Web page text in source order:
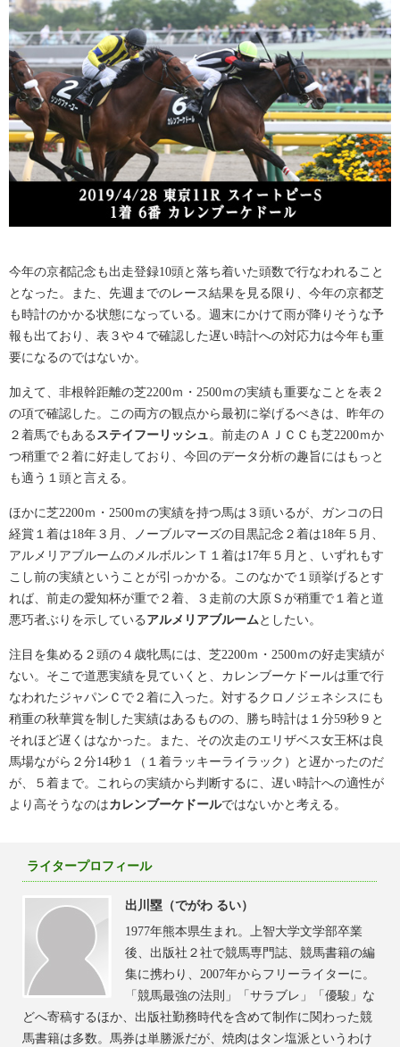
今年の京都記念も出走登録10頭と落ち着いた頭数で行なわれること
となった。また、先週までのレース結果を見る限り、今年の京都芝
も時計のかかる状態になっている。週末にかけて雨が降りそうな予
報も出ており、表３や４で確認した遅い時計への対応力は今年も重
要になるのではないか。
加えて、非根幹距離の芝2200ｍ・2500ｍの実績も重要なことを表２
の項で確認した。この両方の観点から最初に挙げるべきは、昨年の
２着馬でもある ステイフーリッシュ 。前走のＡＪＣＣも芝2200ｍか
つ稍重で２着に好走しており、今回のデータ分析の趣旨にはもっと
も適う１頭と言える。
ほかに芝2200ｍ・2500ｍの実績を持つ馬は３頭いるが、ガンコの日
経賞１着は18年３月、ノーブルマーズの目黒記念２着は18年５月、
アルメリアブルームのメルボルンＴ１着は17年５月と、いずれもす
こし前の実績ということが引っかかる。このなかで１頭挙げるとす
れば、前走の愛知杯が重で２着、３走前の大原Ｓが稍重で１着と道
悪巧者ぶりを示している アルメリアブルーム としたい。
注目を集める２頭の４歳牝馬には、芝2200ｍ・2500ｍの好走実績が
ない。そこで道悪実績を見ていくと、カレンブーケドールは重で行
なわれたジャパンＣで２着に入った。対するクロノジェネシスにも
稍重の秋華賞を制した実績はあるものの、勝ち時計は１分59秒９と
それほど遅くはなかった。また、その次走のエリザベス女王杯は良
馬場ながら２分14秒１（１着ラッキーライラック）と遅かったのだ
が、５着まで。これらの実績から判断するに、遅い時計への適性が
より高そうなのはカレンブーケドールではないかと考える。
ライタープロフィール
出川塁（でがわ るい）
1977年熊本県生まれ。上智大学文学部卒業
後、出版社２社で競馬専門誌、競馬書籍の編
集に携わり、2007年からフリーライターに。
「競馬最強の法則」「サラブレ」「優駿」な
どへ寄稿するほか、出版社勤務時代を含めて制作に関わった競
馬書籍は多数。馬券は単勝派だが、焼肉はタン塩派というわけ